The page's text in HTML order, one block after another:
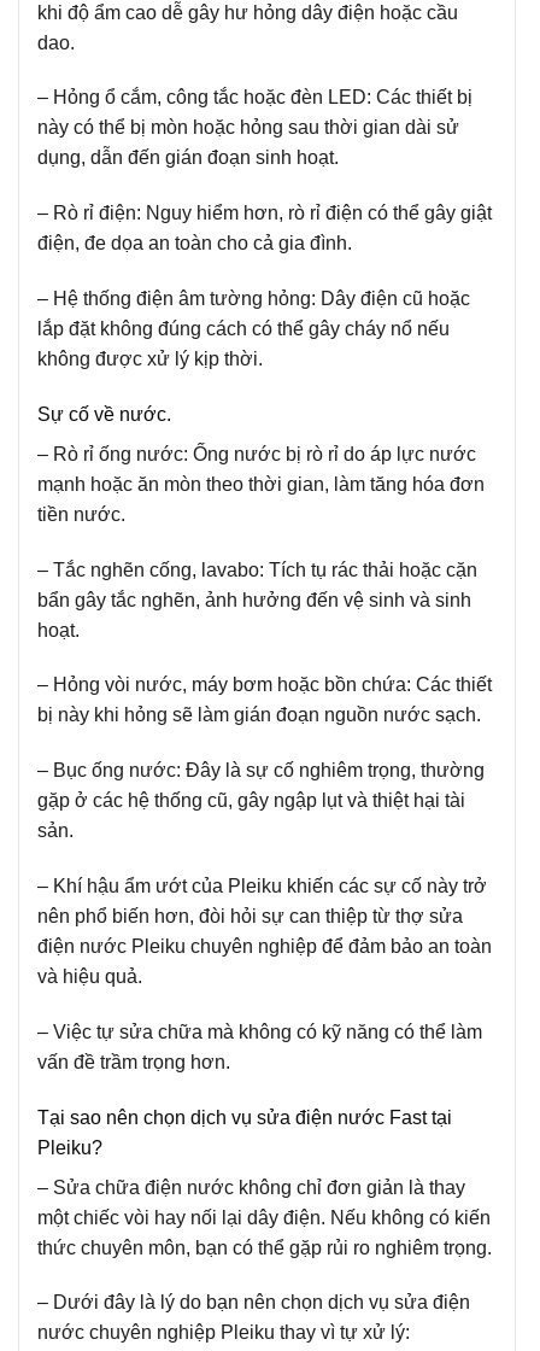
khi độ ẩm cao dễ gây hư hỏng dây điện hoặc cầu
dao.
– Hỏng ổ cắm, công tắc hoặc đèn LED: Các thiết bị
này có thể bị mòn hoặc hỏng sau thời gian dài sử
dụng, dẫn đến gián đoạn sinh hoạt.
– Rò rỉ điện: Nguy hiểm hơn, rò rỉ điện có thể gây giật
điện, đe dọa an toàn cho cả gia đình.
– Hệ thống điện âm tường hỏng: Dây điện cũ hoặc
lắp đặt không đúng cách có thể gây cháy nổ nếu
không được xử lý kịp thời.
Sự cố về nước.
– Rò rỉ ống nước: Ống nước bị rò rỉ do áp lực nước
mạnh hoặc ăn mòn theo thời gian, làm tăng hóa đơn
tiền nước.
– Tắc nghẽn cống, lavabo: Tích tụ rác thải hoặc cặn
bẩn gây tắc nghẽn, ảnh hưởng đến vệ sinh và sinh
hoạt.
– Hỏng vòi nước, máy bơm hoặc bồn chứa: Các thiết
bị này khi hỏng sẽ làm gián đoạn nguồn nước sạch.
– Bục ống nước: Đây là sự cố nghiêm trọng, thường
gặp ở các hệ thống cũ, gây ngập lụt và thiệt hại tài
sản.
– Khí hậu ẩm ướt của Pleiku khiến các sự cố này trở
nên phổ biến hơn, đòi hỏi sự can thiệp từ thợ sửa
điện nước Pleiku chuyên nghiệp để đảm bảo an toàn
và hiệu quả.
– Việc tự sửa chữa mà không có kỹ năng có thể làm
vấn đề trầm trọng hơn.
Tại sao nên chọn dịch vụ sửa điện nước Fast tại
Pleiku?
– Sửa chữa điện nước không chỉ đơn giản là thay
một chiếc vòi hay nối lại dây điện. Nếu không có kiến
thức chuyên môn, bạn có thể gặp rủi ro nghiêm trọng.
– Dưới đây là lý do bạn nên chọn dịch vụ sửa điện
nước chuyên nghiệp Pleiku thay vì tự xử lý: